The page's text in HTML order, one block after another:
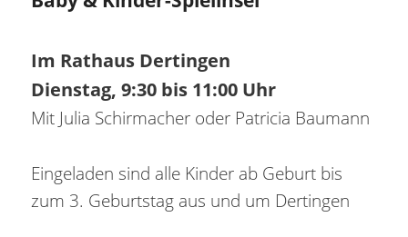
Inhalt
springen
Im Rathaus Dertingen
Dienstag, 9:30 bis 11:00 Uhr
Mit Julia Schirmacher oder Patricia Baumann
Eingeladen sind alle Kinder ab Geburt bis
zum 3. Geburtstag aus und um Dertingen